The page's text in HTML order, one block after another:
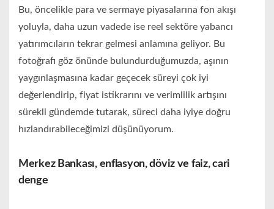
Bu, öncelikle para ve sermaye piyasalarına fon akışı
yoluyla, daha uzun vadede ise reel sektöre yabancı
yatırımcıların tekrar gelmesi anlamına geliyor. Bu
fotoğrafı göz önünde bulundurduğumuzda, aşının
yaygınlaşmasına kadar geçecek süreyi çok iyi
değerlendirip, fiyat istikrarını ve verimlilik artışını
sürekli gündemde tutarak, süreci daha iyiye doğru
hızlandırabileceğimizi düşünüyorum.
Merkez Bankası, enflasyon, döviz ve faiz, cari
denge